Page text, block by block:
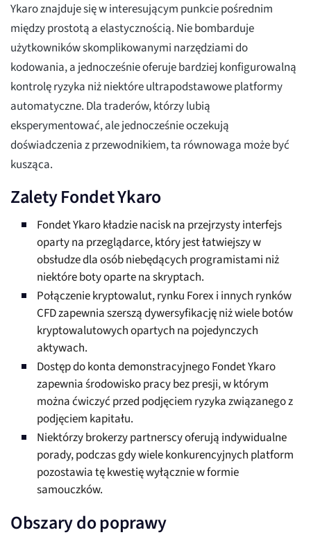
Ykaro znajduje się w interesującym punkcie pośrednim
między prostotą a elastycznością. Nie bombarduje
użytkowników skomplikowanymi narzędziami do
kodowania, a jednocześnie oferuje bardziej konfigurowalną
kontrolę ryzyka niż niektóre ultrapodstawowe platformy
automatyczne. Dla traderów, którzy lubią
eksperymentować, ale jednocześnie oczekują
doświadczenia z przewodnikiem, ta równowaga może być
kusząca.
Zalety Fondet Ykaro
Fondet Ykaro kładzie nacisk na przejrzysty interfejs
oparty na przeglądarce, który jest łatwiejszy w
obsłudze dla osób niebędących programistami niż
niektóre boty oparte na skryptach.
Połączenie kryptowalut, rynku Forex i innych rynków
CFD zapewnia szerszą dywersyfikację niż wiele botów
kryptowalutowych opartych na pojedynczych
aktywach.
Dostęp do konta demonstracyjnego Fondet Ykaro
zapewnia środowisko pracy bez presji, w którym
można ćwiczyć przed podjęciem ryzyka związanego z
podjęciem kapitału.
Niektórzy brokerzy partnerscy oferują indywidualne
porady, podczas gdy wiele konkurencyjnych platform
pozostawia tę kwestię wyłącznie w formie
samouczków.
Obszary do poprawy